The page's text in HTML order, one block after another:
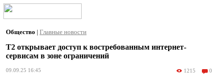
Общество | Главные новости
Т2 открывает доступ к востребованным интернет-
сервисам в зоне ограничений
09.09.25 16:45 1215 0